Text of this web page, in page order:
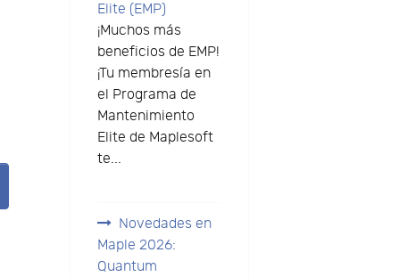
Elite (EMP)
¡Muchos más
beneficios de EMP!
¡Tu membresía en
el Programa de
Mantenimiento
Elite de Maplesoft
te...
Novedades en
Maple 2026:
Quantum